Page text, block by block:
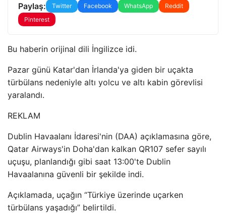
Paylaş: Twitter Facebook WhatsApp
Reddit
Pinterest
Bu haberin orijinal dili İngilizce idi.
Pazar günü Katar'dan İrlanda'ya giden bir uçakta
türbülans nedeniyle altı yolcu ve altı kabin görevlisi
yaralandı.
REKLAM
Dublin Havaalanı İdaresi'nin (DAA) açıklamasına göre,
Qatar Airways'in Doha'dan kalkan QR107 sefer sayılı
uçuşu, planlandığı gibi saat 13:00'te Dublin
Havaalanına güvenli bir şekilde indi.
Açıklamada, uçağın “Türkiye üzerinde uçarken
türbülans yaşadığı” belirtildi.